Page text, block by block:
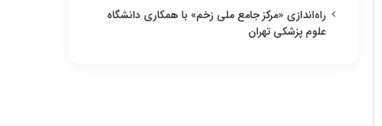
راه‌اندازی «مرکز جامع ملی زخم» با همکاری دانشگاه
علوم پزشکی تهران